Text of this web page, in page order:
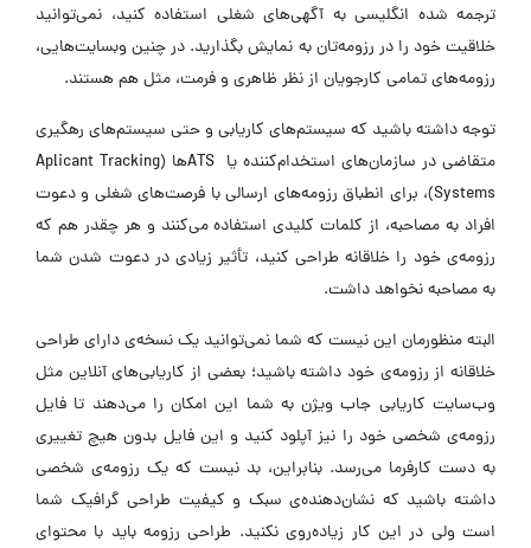
ترجمه شده انگلیسی به آگهی‌های شغلی استفاده کنید، نمی‌توانید
خلاقیت خود را در رزومه‌تان به نمایش بگذارید. در چنین وبسایت‌هایی،
رزومه‌های تمامی کارجویان از نظر ظاهری و فرمت، مثل هم هستند.
توجه داشته باشید که سیستم‌های کاریابی و حتی سیستم‌های رهگیری
متقاضی در سازمان‌های استخدام‌کننده یا ATSها (Aplicant Tracking
Systems)، برای انطباق رزومه‌های ارسالی با فرصت‌های شغلی و دعوت
افراد به مصاحبه، از کلمات کلیدی استفاده می‌کنند و هر چقدر هم که
رزومه‌ی خود را خلاقانه طراحی کنید، تأثیر زیادی در دعوت شدن شما
به مصاحبه نخواهد داشت.
البته منظورمان این نیست که شما نمی‌توانید یک نسخه‌ی دارای طراحی
خلاقانه از رزومه‌ی خود داشته باشید؛ بعضی از کاریابی‌های آنلاین مثل
وب‌سایت کاریابی جاب ویژن به شما این امکان را می‌دهند تا فایل
رزومه‌ی شخصی خود را نیز آپلود کنید و این فایل بدون هیچ تغییری
به دست کارفرما می‌رسد. بنابراین، بد نیست که یک رزومه‌ی شخصی
داشته باشید که نشان‌دهنده‌ی سبک و کیفیت طراحی گرافیک شما
است ولی در این کار زیاده‌روی نکنید. طراحی رزومه باید با محتوای